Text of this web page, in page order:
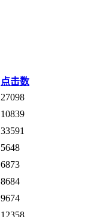
点击数
27098
10839
33591
5648
6873
8684
9674
12358